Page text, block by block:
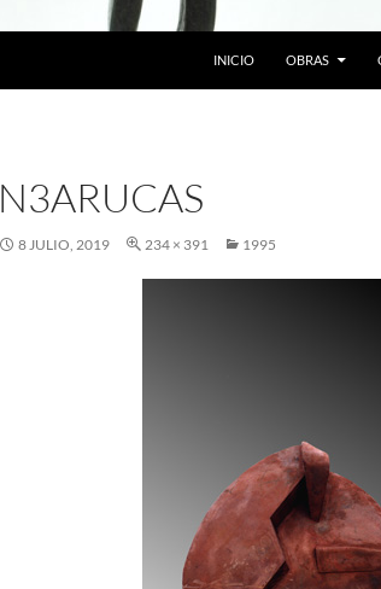
INICIO
OBRAS
N3ARUCAS
8 JULIO, 2019 234 × 391 1995